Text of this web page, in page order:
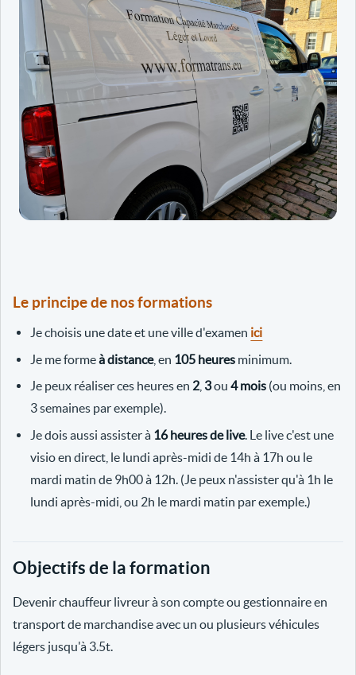
Le principe de nos formations
Je choisis une date et une ville d'examen ici
Je me formeà distance, en 105 heures minimum.
Je peux réaliser ces heures en 2 3ou4 mois (ou moins, en
3 semaines par exemple).
Je dois aussi assister à 16 heures de live. Le live c'est une
visio en direct, le lundi après-midi de 14h à 17h ou le
mardi matin de 9h00 à 12h. (Je peux n'assister qu'à 1h le
lundi après-midi, ou 2h le mardi matin par exemple.)
Objectifs de la formation
Devenir chauffeur livreur à son compte ou gestionnaire en
transport de marchandise avec un ou plusieurs véhicules
légers jusqu'à 3.5t.